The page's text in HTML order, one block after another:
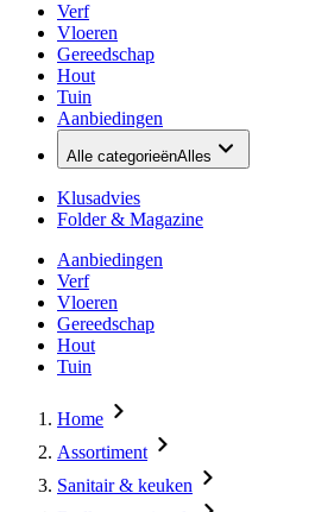
Verf
Vloeren
Gereedschap
Hout
Tuin
Aanbiedingen
Alle categorieënAlles
Klusadvies
Folder & Magazine
Aanbiedingen
Verf
Vloeren
Gereedschap
Hout
Tuin
Home
Assortiment
Sanitair & keuken